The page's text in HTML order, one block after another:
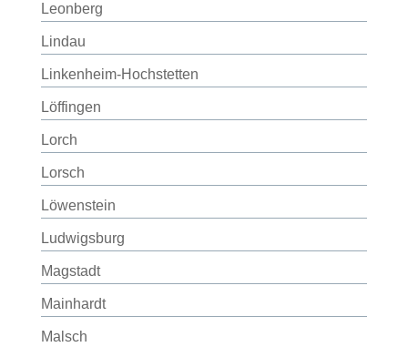
Leonberg
Lindau
Linkenheim-Hochstetten
Löffingen
Lorch
Lorsch
Löwenstein
Ludwigsburg
Magstadt
Mainhardt
Malsch